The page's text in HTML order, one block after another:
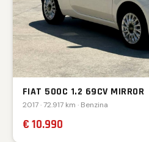
FIAT 500C 1.2 69CV MIRROR
2017 · 72.917 km · Benzina
€ 10.990